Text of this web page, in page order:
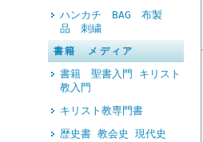
ハンカチ BAG 布製
品 刺繍
書籍 メディア
書籍 聖書入門 キリスト
教入門
キリスト教専門書
歴史書 教会史 現代史